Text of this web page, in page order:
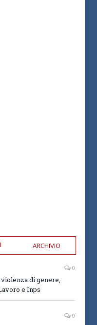
ARCHIVIO
0
di genere,
e Inps
0